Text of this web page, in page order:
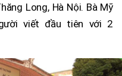
Long, Hà Nội. Bà Mỹ
viết đầu tiên với 2